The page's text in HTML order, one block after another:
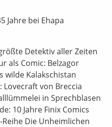
Jahre bei Ehapa
Detektiv aller Zeiten
als Comic: Belzagor
wilde Kalakschistan
von Breccia
in Sprechblasen
10 Jahre Finix Comics
Die Unheimlichen